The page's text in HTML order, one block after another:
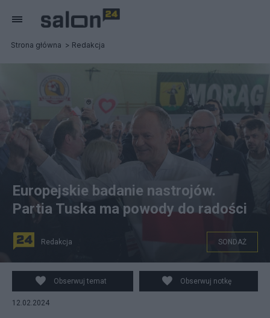
Strona główna Redakcja
Premier Donald Tusk. Fot. PAP/Tomasz Waszczuk
Europejskie badanie nastrojów.
Partia Tuska ma powody do radości
Redakcja SONDAŻ
Obserwuj temat Obserwuj notkę
12.02.2024